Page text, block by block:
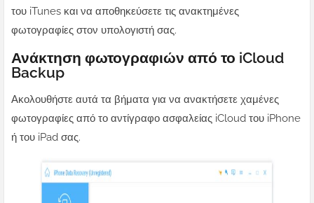
του iTunes και να αποθηκεύσετε τις ανακτημένες
φωτογραφίες στον υπολογιστή σας.
Ανάκτηση φωτογραφιών από το iCloud
Backup
Ακολουθήστε αυτά τα βήματα για να ανακτήσετε χαμένες
φωτογραφίες από το αντίγραφο ασφαλείας iCloud του iPhone
ή του iPad σας.